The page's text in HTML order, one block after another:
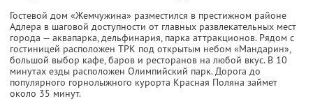
Гостевой дом «Жемчужина» разместился в престижном районе
Адлера в шаговой доступности от главных развлекательных мест
города — аквапарка, дельфинария, парка аттракционов. Рядом с
гостиницей расположен ТРК под открытым небом «Мандарин»,
большой выбор кафе, баров и ресторанов на любой вкус. В 10
минутах езды расположен Олимпийский парк. Дорога до
популярного горнолыжного курорта Красная Поляна займет
около 35 минут.